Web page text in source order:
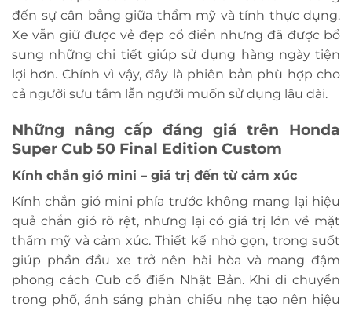
đến sự cân bằng giữa thẩm mỹ và tính thực dụng.
Xe vẫn giữ được vẻ đẹp cổ điển nhưng đã được bổ
sung những chi tiết giúp sử dụng hàng ngày tiện
lợi hơn. Chính vì vậy, đây là phiên bản phù hợp cho
cả người sưu tầm lẫn người muốn sử dụng lâu dài.
Những nâng cấp đáng giá trên Honda
Super Cub 50 Final Edition Custom
Kính chắn gió mini – giá trị đến từ cảm xúc
Kính chắn gió mini phía trước không mang lại hiệu
quả chắn gió rõ rệt, nhưng lại có giá trị lớn về mặt
thẩm mỹ và cảm xúc. Thiết kế nhỏ gọn, trong suốt
giúp phần đầu xe trở nên hài hòa và mang đậm
phong cách Cub cổ điển Nhật Bản. Khi di chuyển
trong phố, ánh sáng phản chiếu nhẹ tạo nên hiệu